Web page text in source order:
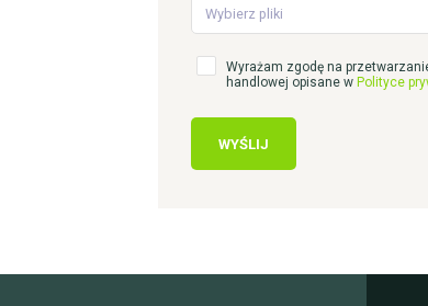
Wybierz pliki
Wyrażam zgodę na
handlowej opisane w Polityce
WYŚLIJ